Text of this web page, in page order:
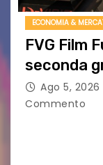
ECONOMIA &
FVG Film
seconda
Ago 5, 2026
Commento